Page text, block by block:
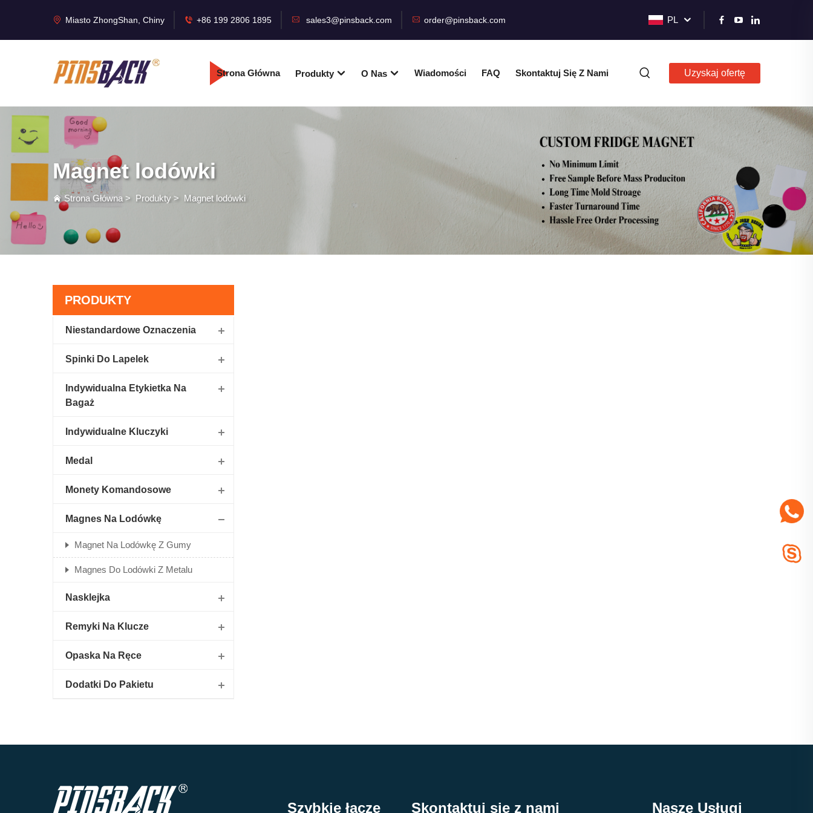
Miasto ZhongShan, Chiny +86 199 2806 1895 sales3@pinsback.com order@pinsback.com PL
Strona Główna Produkty O Nas Wiadomości FAQ Skontaktuj Się Z Nami Uzyskaj ofertę
Magnet lodówki
Strona Główna> Produkty > Magnet lodówki
PRODUKTY
Niestandardowe Oznaczenia
Spinki Do Lapelek
Indywidualna Etykietka Na
Bagaż
Indywidualne Kluczyki
Medal
Monety Komandosowe
Magnes Na Lodówkę
Magnet Na Lodówkę Z Gumy
Magnes Do Lodówki Z Metalu
Nasklejka
Remyki Na Klucze
Opaska Na Ręce
Dodatki Do Pakietu
Szybkie łącze Skontaktuj się z nami Nasze Usługi